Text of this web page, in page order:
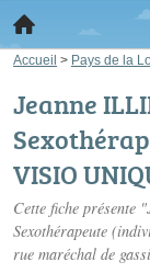
Accueil > Pays de la
Jeanne
VISIO
Cette fiche présente
Sexothérapeute
rue maréchal de